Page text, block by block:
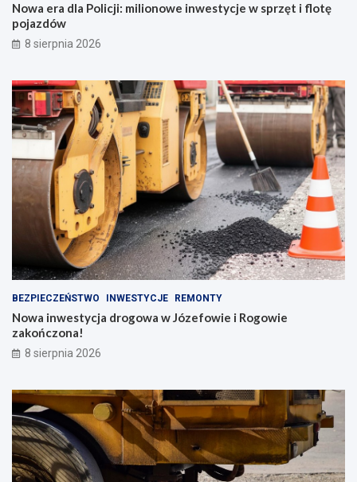
Nowa era dla Policji: milionowe inwestycje w sprzęt i flotę
pojazdów
8 sierpnia 2026
BEZPIECZEŃSTWO INWESTYCJE REMONTY
Nowa inwestycja drogowa w Józefowie i Rogowie
zakończona!
8 sierpnia 2026